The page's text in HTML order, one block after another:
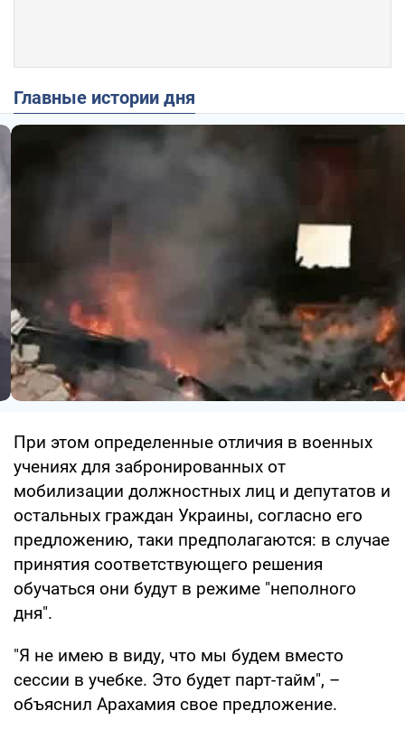
Главные истории дня
При этом определенные отличия в военных
учениях для забронированных от
мобилизации должностных лиц и депутатов и
остальных граждан Украины, согласно его
предложению, таки предполагаются: в случае
принятия соответствующего решения
обучаться они будут в режиме "неполного
дня".
"Я не имею в виду, что мы будем вместо
сессии в учебке. Это будет парт-тайм", –
объяснил Арахамия свое предложение.